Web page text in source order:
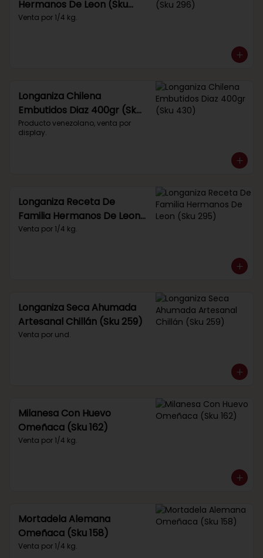
Hermanos De Leon (Sku
296)
Venta por 1/4 kg.
Longaniza Chilena
Embutidos Diaz 400gr (Sku
430)
Producto venezolano, venta por
display.
Longaniza Receta De
Familia Hermanos De Leon
(Sku 295)
Venta por 1/4 kg.
Longaniza Seca Ahumada
Artesanal Chillán (Sku 259)
Venta por und.
Milanesa Con Huevo
Omeñaca (Sku 162)
Venta por 1/4 kg.
Mortadela Alemana
Omeñaca (Sku 158)
Venta por 1/4 kg.